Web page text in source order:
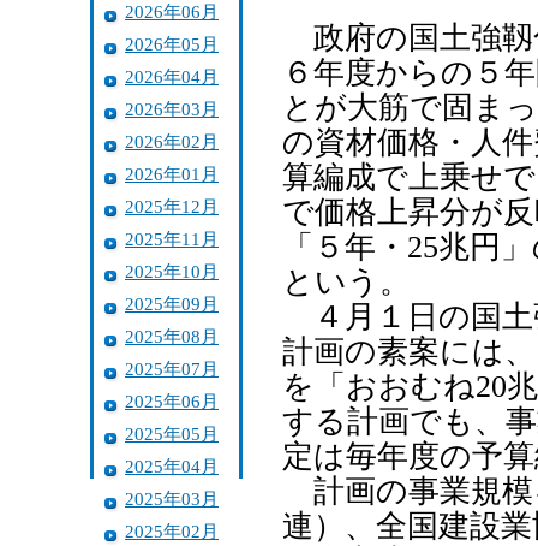
2026年06月
2026年05月
2026年04月
2026年03月
2026年02月
2026年01月
2025年12月
2025年11月
2025年10月
2025年09月
2025年08月
2025年07月
2025年06月
2025年05月
2025年04月
2025年03月
2025年02月
政府の国土強靱
６年度からの５
とが大筋で固ま
の資材価格・人
算編成で上乗せ
で価格上昇分が
「５年・25兆円
という。
４月１日の国土
計画の素案には
を「おおむね20
する計画でも、
定は毎年度の予
計画の事業規模
連）、全国建設